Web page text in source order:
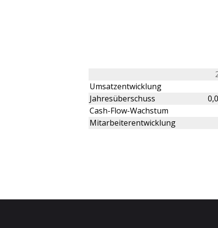
Umsatzentwicklung
Jahresüberschuss
Cash-Flow-Wachstum
Mitarbeiterentwicklung